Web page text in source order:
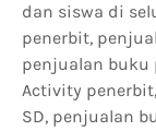
dan siswa di
penerbit,
penjualan buku
Activity
SD, penjualan